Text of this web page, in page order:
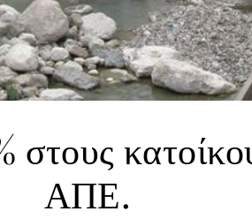
στους
ΑΠΕ.